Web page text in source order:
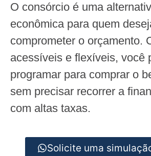
O consórcio é uma
econômica para quem
comprometer o orçamento.
acessíveis e flexíveis, você
programar para comprar o
sem precisar recorrer a
com altas taxas.
Solicite uma